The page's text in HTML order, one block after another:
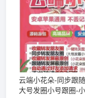
云端小花朵-同步跟
大号发圈小号跟圈-